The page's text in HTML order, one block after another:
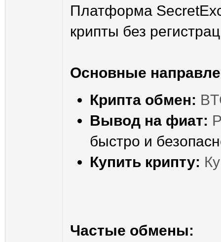
Платформа
крипты без
Основные
Крипта обмен:
Вывод на фиат:
быстро и
Купить крипту:
Частые обмены: